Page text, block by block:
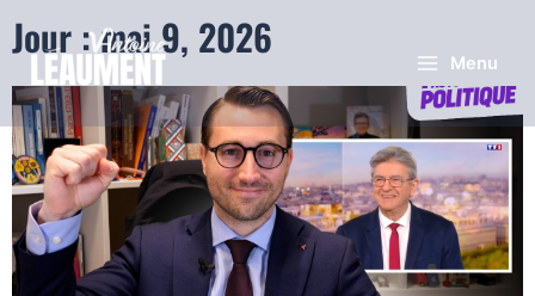
Menu
Jour : mai 9, 2026